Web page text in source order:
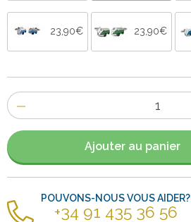
23,90€ 23,90€
Nombre
d'items
Ajouter au panier
POUVONS-NOUS VOUS AIDER?
+34 91 435 36 56